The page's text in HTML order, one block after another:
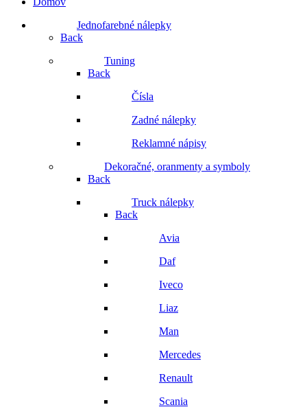
Jednofarebné nálepky
Back
Tuning
Back
Čísla
Zadné nálepky
Reklamné nápisy
Dekoračné, oranmenty a symboly
Back
Truck nálepky
Back
Avia
Daf
Iveco
Liaz
Man
Mercedes
Renault
Scania